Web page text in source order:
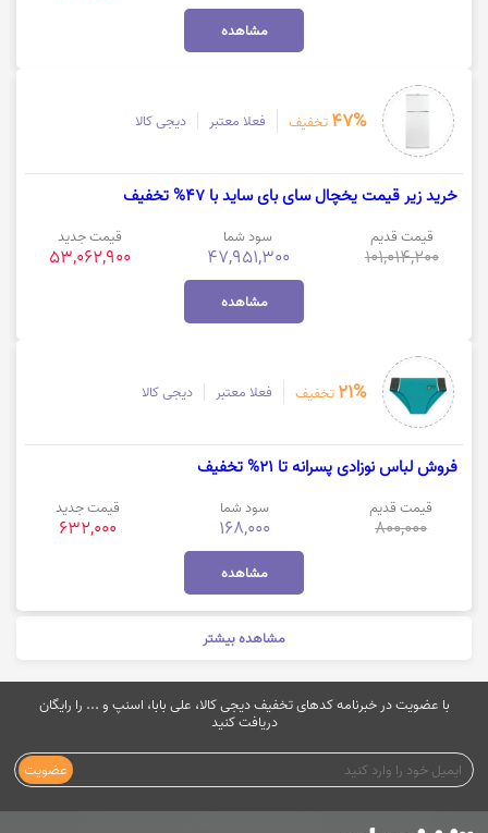
مشاهده
47% تخفیف فعلا معتبر دیجی کالا
خرید زیر قیمت یخچال سای بای ساید با 47% تخفیف
قیمت قدیم
101,014,200
سود شما
47,951,300
قیمت جدید
53,062,900
مشاهده
21% تخفیف فعلا معتبر دیجی کالا
فروش لباس نوزادی پسرانه تا 21% تخفیف
قیمت قدیم
800,000
سود شما
168,000
قیمت جدید
632,000
مشاهده
مشاهده بیشتر
با عضویت در خبرنامه کدهای تخفیف دیجی کالا، علی بابا، اسنپ و ... را رایگان
دریافت کنید
عضویت